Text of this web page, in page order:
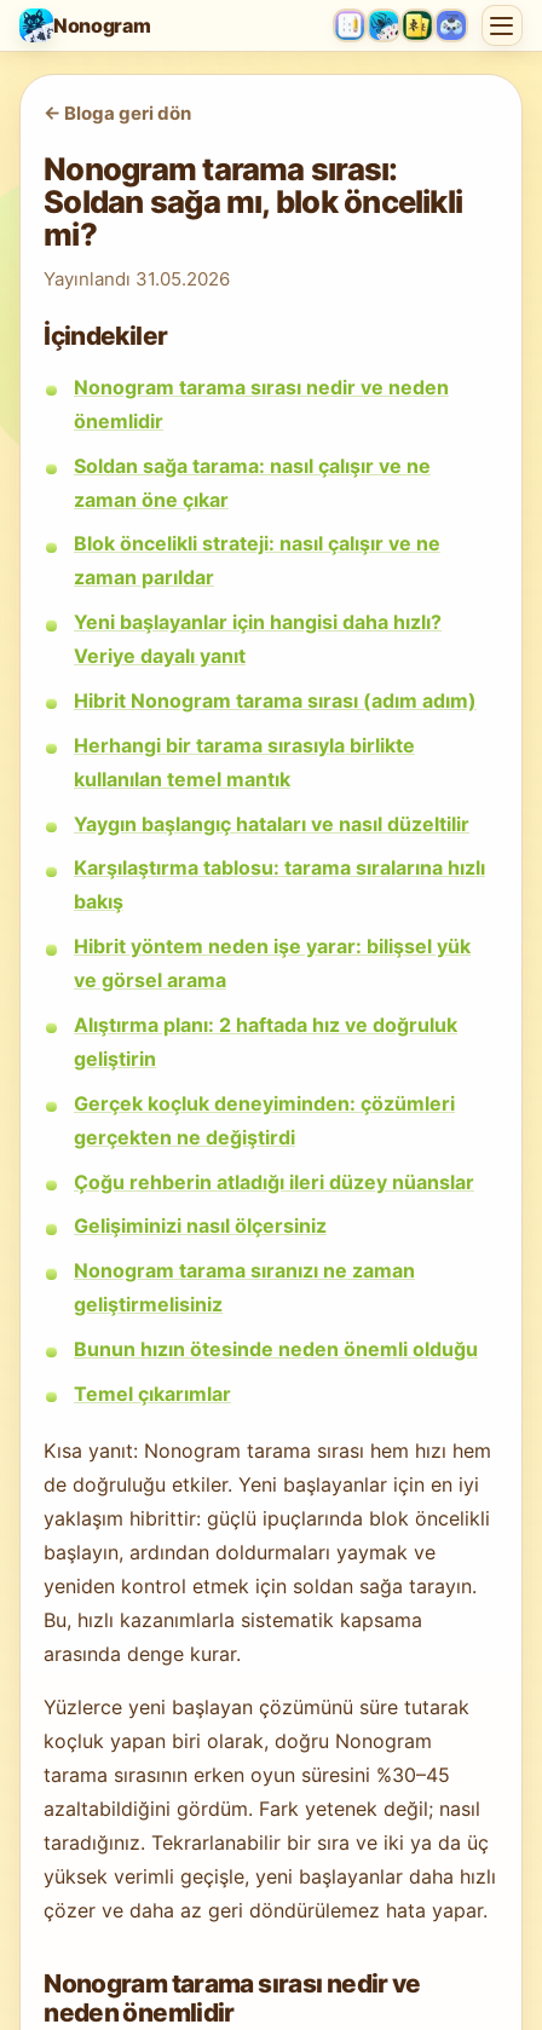
Nonogram
<- Bloga geri dön
Nonogram tarama sırası:
Soldan sağa mı, blok öncelikli
mi?
Yayınlandı 31.05.2026
İçindekiler
Nonogram tarama sırası nedir ve neden
önemlidir
Soldan sağa tarama: nasıl çalışır ve ne
zaman öne çıkar
Blok öncelikli strateji: nasıl çalışır ve ne
zaman parıldar
Yeni başlayanlar için hangisi daha hızlı?
Veriye dayalı yanıt
Hibrit Nonogram tarama sırası (adım adım)
Herhangi bir tarama sırasıyla birlikte
kullanılan temel mantık
Yaygın başlangıç hataları ve nasıl düzeltilir
Karşılaştırma tablosu: tarama sıralarına hızlı
bakış
Hibrit yöntem neden işe yarar: bilişsel yük
ve görsel arama
Alıştırma planı: 2 haftada hız ve doğruluk
geliştirin
Gerçek koçluk deneyiminden: çözümleri
gerçekten ne değiştirdi
Çoğu rehberin atladığı ileri düzey nüanslar
Gelişiminizi nasıl ölçersiniz
Nonogram tarama sıranızı ne zaman
geliştirmelisiniz
Bunun hızın ötesinde neden önemli olduğu
Temel çıkarımlar
Kısa yanıt: Nonogram tarama sırası hem hızı hem
de doğruluğu etkiler. Yeni başlayanlar için en iyi
yaklaşım hibrittir: güçlü ipuçlarında blok öncelikli
başlayın, ardından doldurmaları yaymak ve
yeniden kontrol etmek için soldan sağa tarayın.
Bu, hızlı kazanımlarla sistematik kapsama
arasında denge kurar.
Yüzlerce yeni başlayan çözümünü süre tutarak
koçluk yapan biri olarak, doğru Nonogram
tarama sırasının erken oyun süresini %30–45
azaltabildiğini gördüm. Fark yetenek değil; nasıl
taradığınız. Tekrarlanabilir bir sıra ve iki ya da üç
yüksek verimli geçişle, yeni başlayanlar daha hızlı
çözer ve daha az geri döndürülemez hata yapar.
Nonogram tarama sırası nedir ve
neden önemlidir